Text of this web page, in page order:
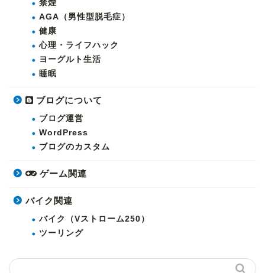
禁煙
AGA（男性型脱毛症）
健康
心理・ライフハック
ヨーグルト生活
睡眠
ブログについて
ブログ運営
WordPress
ブログのカスタム
ゲーム関連
バイク関連
バイク（Vストローム250）
ツーリング